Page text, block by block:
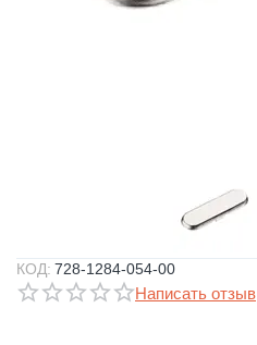
КОД: 728-1284-054-00
Написать отзыв